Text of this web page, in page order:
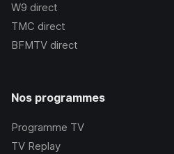
W9 direct
TMC direct
BFMTV direct
Nos programmes
Programme TV
TV Replay